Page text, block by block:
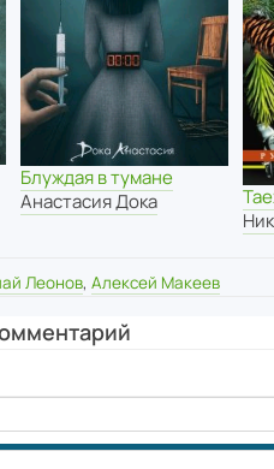
Блуждая в тумане
Анастасия Дока
Леонов, Алексей Макеев